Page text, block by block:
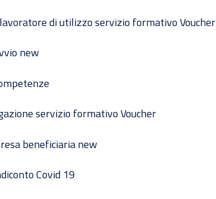
di utilizzo servizio formativo Voucher
new
servizio formativo Voucher
beneficiaria new
Covid 19